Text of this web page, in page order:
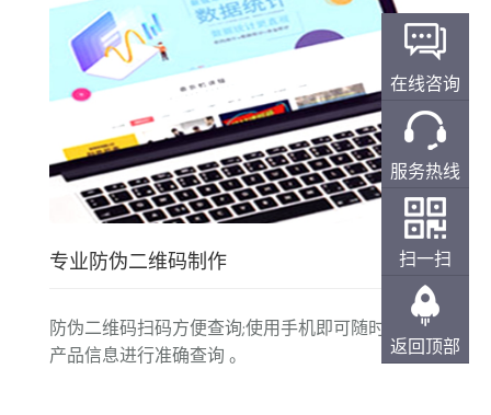
网页设计、网站的二次开发，为您的公司、商
铺设计制作属于自己的互联网企业形象品牌，
让客户迅速找到您，真正实现企业价值，带来
效益！
专业防伪二维码制作：扫码方便查询;使用手机
即可随时随地对产品信息进行准确查询，有效
沟通;消费者可以及时核对产品信息并与企业互
动，帮助企业做好产品防伪与溯源。
专业防伪二维码制作
防伪二维码扫码方便查询;使用手机即可随时随地对
产品信息进行准确查询 。
在线咨询
服务热线
扫一扫
返回顶部